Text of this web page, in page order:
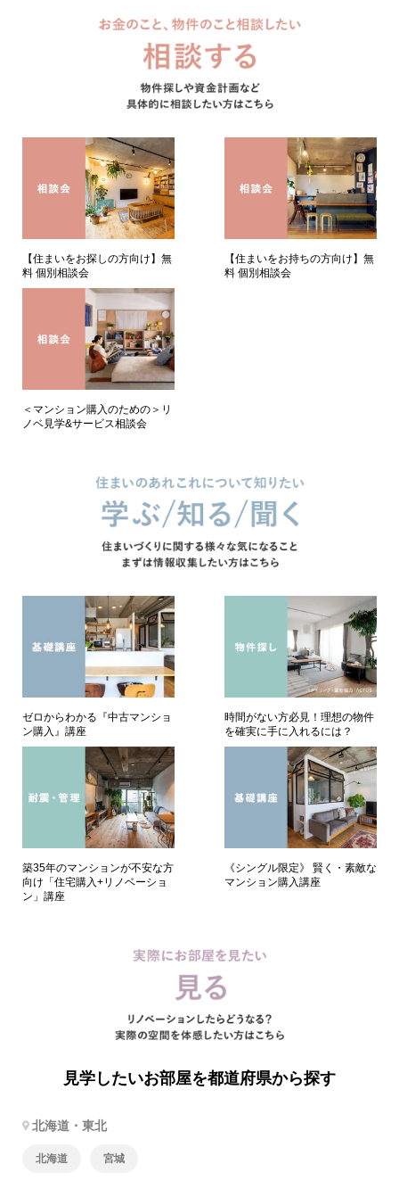
【住まいをお探しの方向け】無
料 個別相談会
【住まいをお持ちの方向け】無
料 個別相談会
＜マンション購入のための＞リ
ノベ見学&サービス相談会
ゼロからわかる『中古マンショ
ン購入』講座
時間がない方必見！理想の物件
を確実に手に入れるには？
築35年のマンションが不安な方
向け「住宅購入+リノベーショ
ン」講座
《シングル限定》 賢く・素敵な
マンション購入講座
見学したいお部屋を都道府県から探す
北海道・東北
北海道 宮城